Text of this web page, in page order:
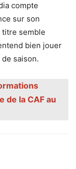
compte
sur son
titre semble
bien jouer
saison.
de la CAF au